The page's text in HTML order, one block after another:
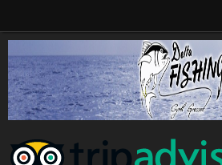
contenu